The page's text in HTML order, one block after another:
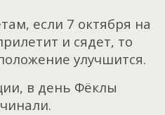
если 7 октября на
и сядет, то
улучшится.
в день Фёклы